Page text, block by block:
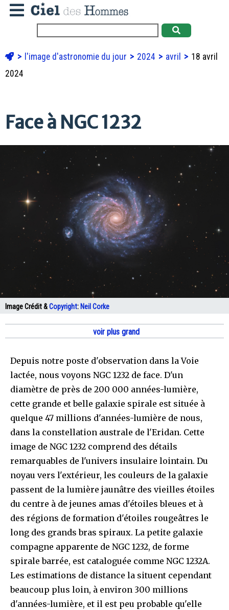
l'image d'astronomie du jour 2024 avril
18 avril
2024
Face à NGC 1232
Image Crédit &Copyright: Neil Corke
voir plus grand
Depuis notre poste d'observation dans la Voie
lactée, nous voyons NGC 1232 de face. D'un
diamètre de près de 200 000 années-lumière,
cette grande et belle galaxie spirale est située à
quelque 47 millions d'années-lumière de nous,
dans la constellation australe de l'Eridan. Cette
image de NGC 1232 comprend des détails
remarquables de l'univers insulaire lointain. Du
noyau vers l'extérieur, les couleurs de la galaxie
passent de la lumière jaunâtre des vieilles étoiles
du centre à de jeunes amas d'étoiles bleues et à
des régions de formation d'étoiles rougeâtres le
long des grands bras spiraux. La petite galaxie
compagne apparente de NGC 1232, de forme
spirale barrée, est cataloguée comme NGC 1232A.
Les estimations de distance la situent cependant
beaucoup plus loin, à environ 300 millions
d'années-lumière, et il est peu probable qu'elle